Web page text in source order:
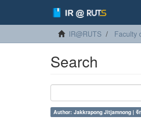
IR@RUTS Faculty
Search
Author: Jakkrapong Jitjamnong | จั